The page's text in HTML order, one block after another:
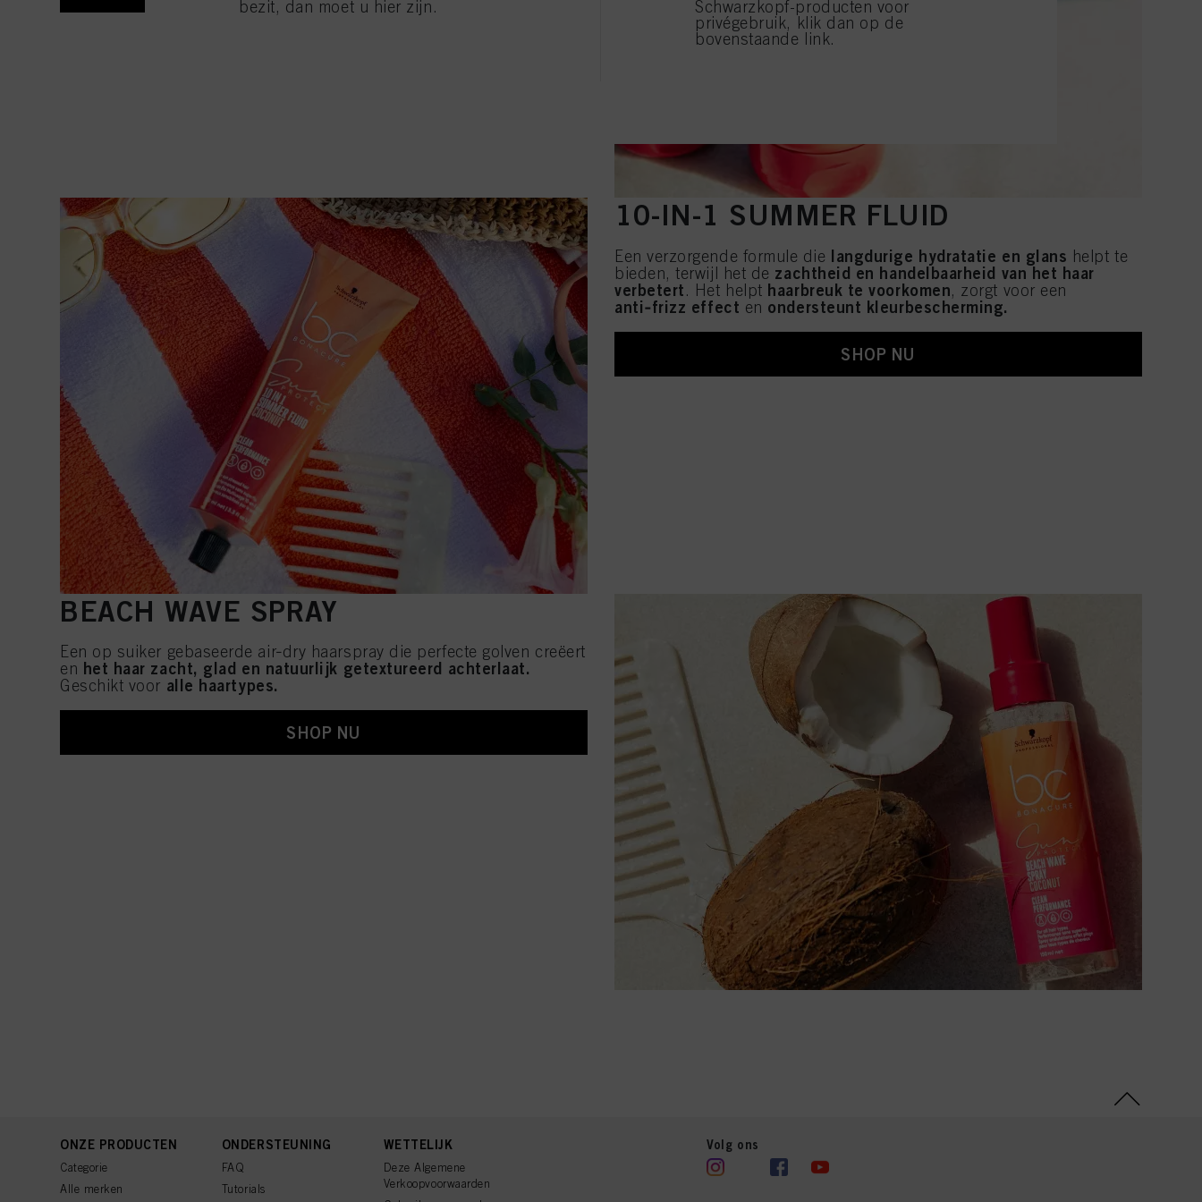
10-IN-1 SUMMER FLUID
Een verzorgende formule die langdurige hydratatie en glans helpt te
bieden, terwijl het de zachtheid en handelbaarheid van het haar
verbetert. Het helpt haarbreuk te voorkomen, zorgt voor een
anti‑frizz effect en ondersteunt kleurbescherming.
SHOP NU
BEACH WAVE SPRAY
Een op suiker gebaseerde air‑dry haarspray die perfecte golven creëert
en het haar zacht, glad en natuurlijk getextureerd achterlaat.
Geschikt voor alle haartypes.
SHOP NU
ONZE PRODUCTEN
Categorie
Alle merken
ONDERSTEUNING
FAQ
Tutorials
WETTELIJK
Deze Algemene
Verkoopvoorwaarden
Volg ons
bezit, dan moet u hier zijn.
Schwarzkopf-producten voor
privégebruik, klik dan op de
bovenstaande link.
Als u op "Cookie-instellingen" klikt, kunt u meer informatie vinden over de verwerking van uw gegevens / het gebruik van cookies en deze
toestaan voor een of meer van de hierboven genoemde doeleinden. Door op "Alles aanvaarden" te klikken, gaat u akkoord met het gebruik
van cookies en met de verwerking van uw persoonsgegevens voor alle hierboven vermelde doeleinden. Als u op "Afwijzen" klikt, worden